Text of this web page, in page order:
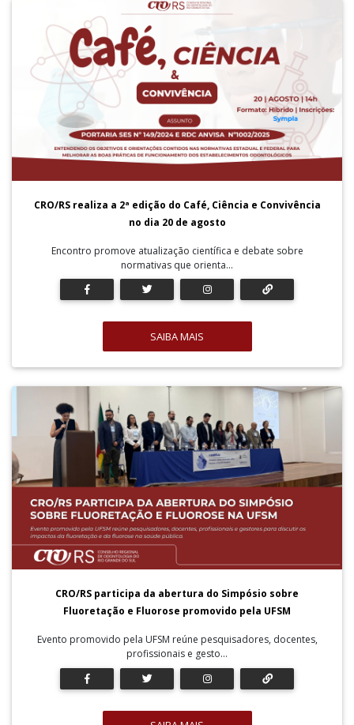
CRO/RS realiza a 2ª edição do Café, Ciência e Convivência
no dia 20 de agosto
Encontro promove atualização científica e debate sobre
normativas que orienta...
SAIBA MAIS
CRO/RS participa da abertura do Simpósio sobre
Fluoretação e Fluorose promovido pela UFSM
Evento promovido pela UFSM reúne pesquisadores, docentes,
profissionais e gesto...